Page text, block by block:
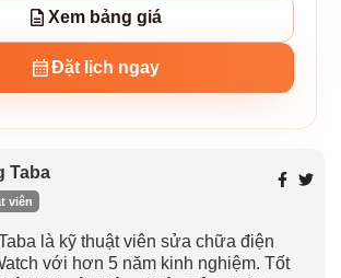
Xem bảng giá
Đặt lịch ngay
Taba
viên
là kỹ thuật viên sửa chữa điện
với hơn 5 năm kinh nghiệm. Tốt